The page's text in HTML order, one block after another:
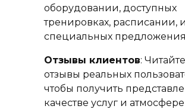
оборудовании, доступных
тренировках, расписании, и
специальных
Отзывы клиентов: Читайте
отзывы реальных
чтобы получить
качестве услуг и